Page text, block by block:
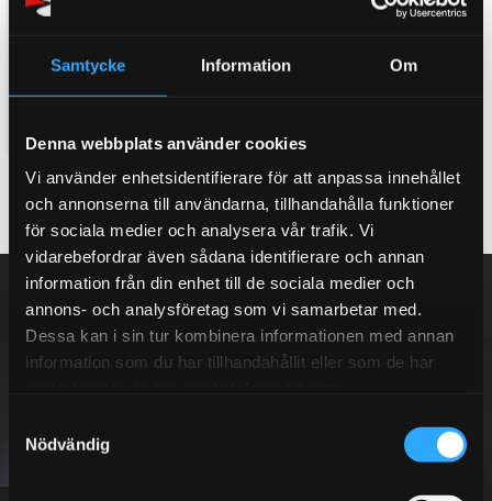
Samtycke Information Om
Denna webbplats använder cookies
Vi använder enhetsidentifierare för att anpassa innehållet
och annonserna till användarna, tillhandahålla funktioner
för sociala medier och analysera vår trafik. Vi
vidarebefordrar även sådana identifierare och annan
information från din enhet till de sociala medier och
annons- och analysföretag som vi samarbetar med.
Dessa kan i sin tur kombinera informationen med annan
information som du har tillhandahållit eller som de har
Nödvändig
bromsok vid köp att ett D2
fuel bromsok bak, med två
separata hydraulik kretsar
Lägg till i favoriter KÖP
house vid köp av ett nytt D2
Twin colour bell house, 3D
Lägg till i favoriter INFO
NYHETSBREV